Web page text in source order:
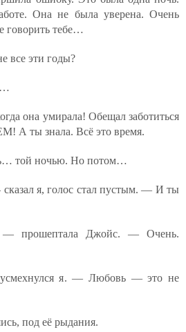
Она не была уверена. Очень
говорить тебе…
эти годы?
она умирала! Обещал заботиться
А ты знала. Всё это время.
той ночью. Но потом…
я, голос стал пустым. — И ты
прошептала Джойс. — Очень.
я. — Любовь — это не
под её рыдания.